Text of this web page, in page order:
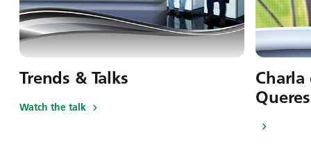
Trends & Talks
Watch the talk